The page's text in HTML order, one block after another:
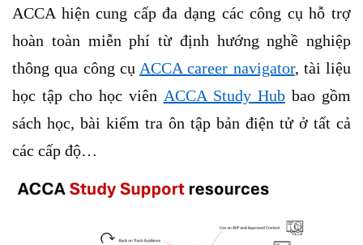
ACCA hiện cung cấp đa dạng các công cụ hỗ trợ
hoàn toàn miễn phí từ định hướng nghề nghiệp
thông qua công cụ ACCA career navigator, tài liệu
học tập cho học viên ACCA Study Hubbao gồm
sách học, bài kiểm tra ôn tập bản điện tử ở tất cả
các cấp độ…